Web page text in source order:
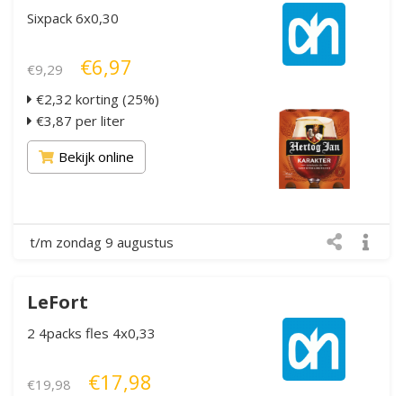
Sixpack 6x0,30
€9,29 €6,97
€2,32 korting (25%)
€3,87 per liter
Bekijk online
t/m zondag 9 augustus
LeFort
2 4packs fles 4x0,33
€19,98 €17,98